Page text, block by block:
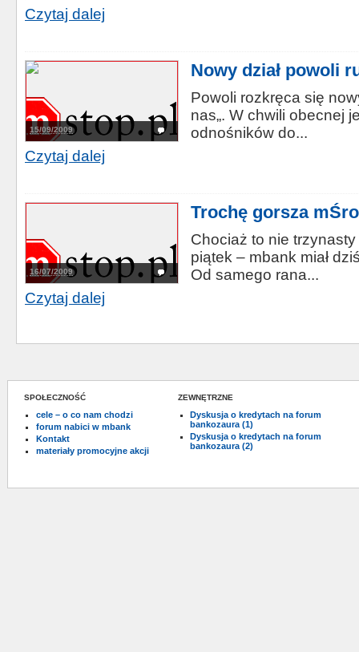
Czytaj dalej
15/09/2009
Nowy dział powoli
Powoli rozkręca się
nas„. W chwili obecnej
odnośników do...
Czytaj dalej
16/07/2009
Trochę gorsza
Chociaż to nie
piątek – mbank miał
Od samego rana...
Czytaj dalej
SPOŁECZNOŚĆ
cele – o co nam chodzi
forum nabici w mbank
Kontakt
materiały promocyjne akcji
ZEWNĘTRZNE
Dyskusja o kredytach na forum
bankozaura (1)
Dyskusja o kredytach na forum
bankozaura (2)